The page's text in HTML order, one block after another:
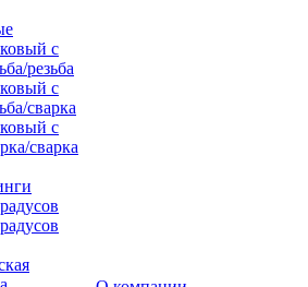
с
резьба
с
сварка
с
сварка